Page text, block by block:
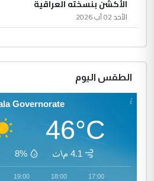
الأكشن بنسخته العراقية
الأحد 02 آب 2026
الطقس اليوم
Governorate
46°C
4.1 م\ث 8%
17:00
18:00
19:00